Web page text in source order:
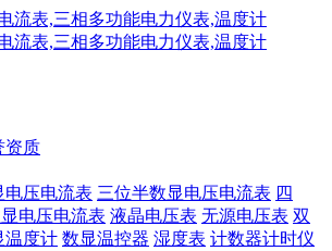
资质
电压电流表 三位半数显电压电流表 四
电压电流表 液晶电压表 无源电压表 双
温度计 数显温控器 湿度表 计数器计时仪